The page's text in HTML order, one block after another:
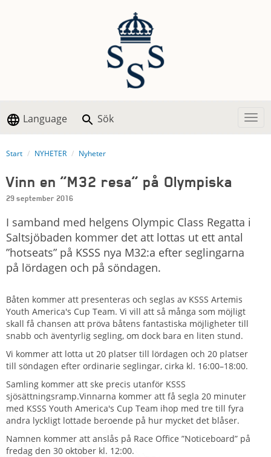
Language Sök
Start NYHETER Nyheter
Vinn en ”M32 resa” på Olympiska
29 september 2016
I samband med helgens Olympic Class Regatta i
Saltsjöbaden kommer det att lottas ut ett antal
”hotseats” på KSSS nya M32:a efter seglingarna
på lördagen och på söndagen.
Båten kommer att presenteras och seglas av KSSS Artemis
Youth America's Cup Team. Vi vill att så många som möjligt
skall få chansen att pröva båtens fantastiska möjligheter till
snabb och äventyrlig segling, om dock bara en liten stund.
Vi kommer att lotta ut 20 platser till lördagen och 20 platser
till söndagen efter ordinarie seglingar, cirka kl. 16:00–18:00.
Samling kommer att ske precis utanför KSSS
sjösättningsramp.Vinnarna kommer att få segla 20 minuter
med KSSS Youth America's Cup Team ihop med tre till fyra
andra lyckligt lottade beroende på hur mycket det blåser.
Namnen kommer att anslås på Race Office ”Noticeboard” på
fredag den 30 oktober kl. 12:00.